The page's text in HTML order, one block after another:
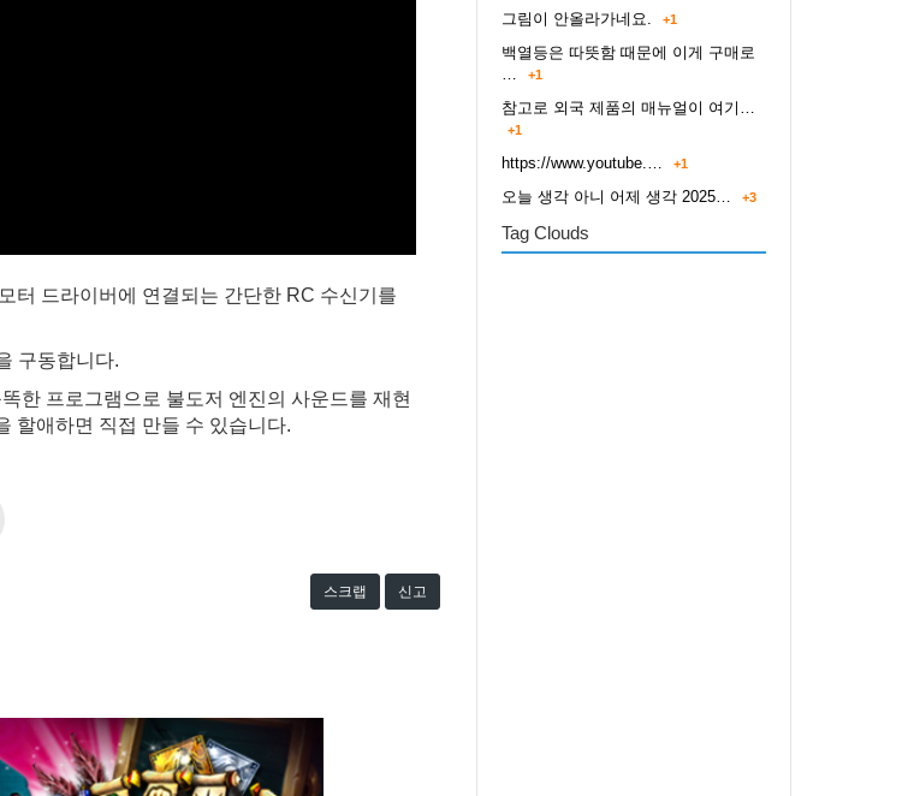
터 드라이버에 연결되는 간단한 RC 수신기를
구동합니다.
한 프로그램으로 불도저 엔진의 사운드를 재현
할애하면 직접 만들 수 있습니다.
스크랩 신고
그림이 안올라가네요. +1
백열등은 따뜻함 때문에 이게 구매로
…
+1
참고로 외국 제품의 매뉴얼이 여기…
+1
https://www.youtube.… +1
오늘 생각 아니 어제 생각 2025… +3
Tag Clouds